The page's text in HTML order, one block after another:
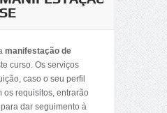
manifestação de
curso. Os serviços
caso o seu perfil
os requisitos, entrarão
dar seguimento à